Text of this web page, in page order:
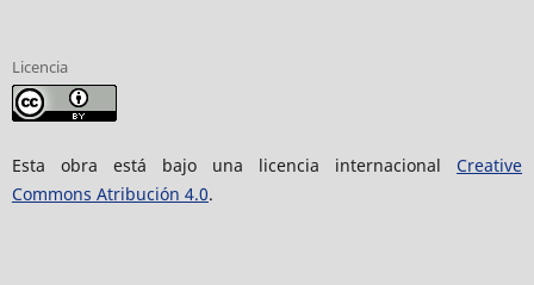
Licencia
Esta obra está bajo una licencia internacionalCreative
Commons Atribución 4.0.